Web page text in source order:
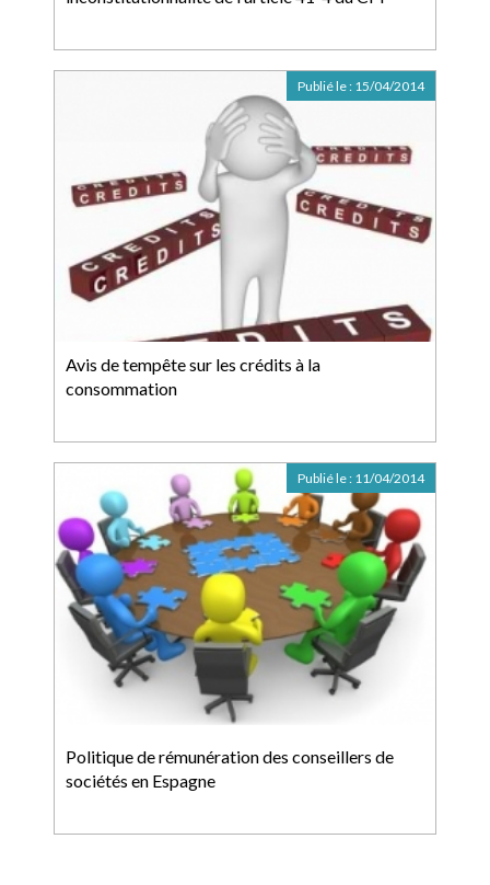
Avis de tempête sur les crédits à la
consommation
Publié le : 15/04/2014
Politique de rémunération des conseillers de
sociétés en Espagne
Publié le : 11/04/2014